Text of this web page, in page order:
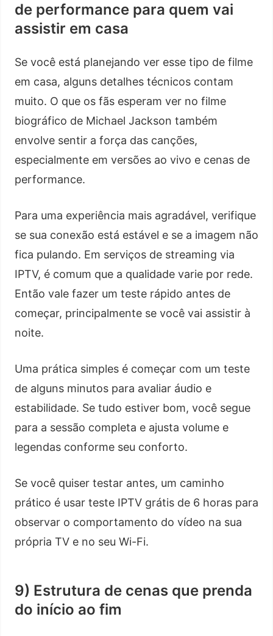
de performance para quem vai
assistir em casa
Se você está planejando ver esse tipo de filme
em casa, alguns detalhes técnicos contam
muito. O que os fãs esperam ver no filme
biográfico de Michael Jackson também
envolve sentir a força das canções,
especialmente em versões ao vivo e cenas de
performance.
Para uma experiência mais agradável, verifique
se sua conexão está estável e se a imagem não
fica pulando. Em serviços de streaming via
IPTV, é comum que a qualidade varie por rede.
Então vale fazer um teste rápido antes de
começar, principalmente se você vai assistir à
noite.
Uma prática simples é começar com um teste
de alguns minutos para avaliar áudio e
estabilidade. Se tudo estiver bom, você segue
para a sessão completa e ajusta volume e
legendas conforme seu conforto.
Se você quiser testar antes, um caminho
prático é usar teste IPTV grátis de 6 horas para
observar o comportamento do vídeo na sua
própria TV e no seu Wi-Fi.
9) Estrutura de cenas que prenda
do início ao fim